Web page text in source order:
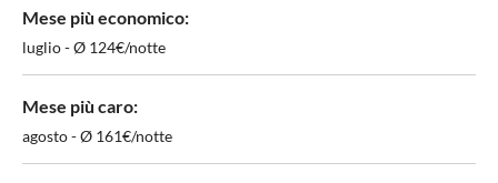
Mese più economico:
luglio - Ø 124€/notte
Mese più caro:
agosto - Ø 161€/notte